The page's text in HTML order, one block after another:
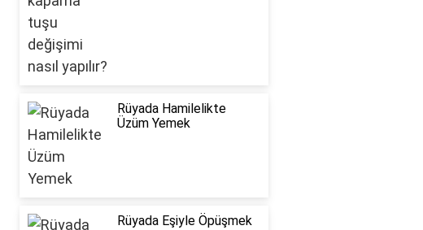
Rüyada Hamilelikte
Üzüm Yemek
Rüyada Eşiyle Öpüşmek